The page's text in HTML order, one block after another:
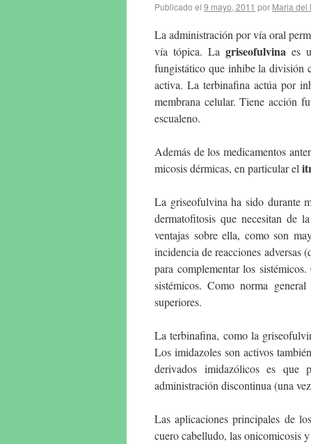
Publicado el 9 mayo, 2011 por Maria del
La administración por vía oral
vía tópica. La griseofulvina es
fungistático que inhibe la división
activa. La terbinafina actúa por
membrana celular. Tiene acción
escualeno.
Además de los medicamentos
micosis dérmicas, en particular el
La griseofulvina ha sido durante
dermatofitosis que necesitan de
ventajas sobre ella, como son
incidencia de reacciones adversas
para complementar los
sistémicos. Como norma
superiores.
La terbinafina, como la
Los imidazoles son activos
derivados imidazólicos es que
administración discontinua (una
Las aplicaciones principales de
cuero cabelludo, las onicomicosis